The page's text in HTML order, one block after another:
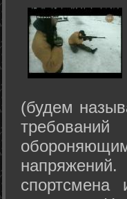
(будем
спортсмена